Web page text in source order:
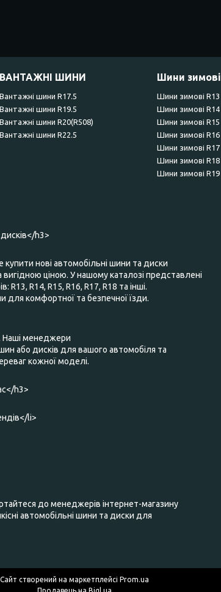
ВАНТАЖНІ ШИНИ
Вантажні шини R17.5
Вантажні шини R19.5
Вантажні шини R20(R508)
Вантажні шини R22.5
Шини зимові
Шини зимові R13
Шини зимові R14
Шини зимові R15
Шини зимові R16
Шини зимові R17
Шини зимові R18
Шини зимові R19
h3>
нові автомобільні шини та диски
ціною. У нашому каталозі представлені
R13, R14, R15, R16, R17, R18 та інші.
для комфортної та безпечної їзди.
Наші менеджери
або дисків для вашого автомобіля та
кожної моделі.
h3>
li>
до менеджерів інтернет-магазину
автомобільні шини та диски для
Сайт створений на маркетплейсі Prom.ua
Продавець на Bigl.ua